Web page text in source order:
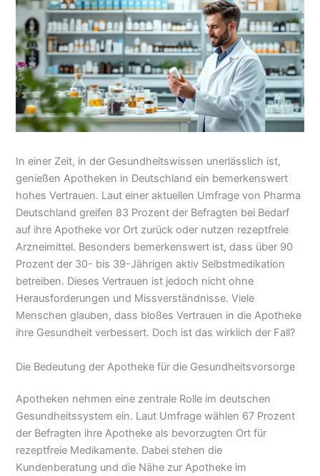
In einer Zeit, in der Gesundheitswissen unerlässlich ist,
genießen Apotheken in Deutschland ein bemerkenswert
hohes Vertrauen. Laut einer aktuellen Umfrage von Pharma
Deutschland greifen 83 Prozent der Befragten bei Bedarf
auf ihre Apotheke vor Ort zurück oder nutzen rezeptfreie
Arzneimittel. Besonders bemerkenswert ist, dass über 90
Prozent der 30- bis 39-Jährigen aktiv Selbstmedikation
betreiben. Dieses Vertrauen ist jedoch nicht ohne
Herausforderungen und Missverständnisse. Viele
Menschen glauben, dass bloßes Vertrauen in die Apotheke
ihre Gesundheit verbessert. Doch ist das wirklich der Fall?
Die Bedeutung der Apotheke für die Gesundheitsvorsorge
Apotheken nehmen eine zentrale Rolle im deutschen
Gesundheitssystem ein. Laut Umfrage wählen 67 Prozent
der Befragten ihre Apotheke als bevorzugten Ort für
rezeptfreie Medikamente. Dabei stehen die
Kundenberatung und die Nähe zur Apotheke im